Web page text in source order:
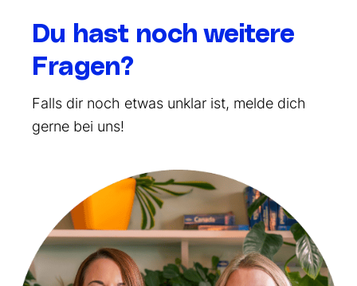
Du hast noch weitere
Fragen?
Falls dir noch etwas unklar ist, melde dich
gerne bei uns!